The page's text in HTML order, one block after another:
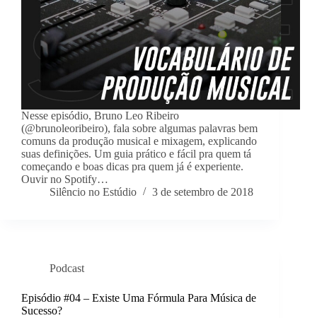
Nesse episódio, Bruno Leo Ribeiro
(@brunoleoribeiro), fala sobre algumas palavras bem
comuns da produção musical e mixagem, explicando
suas definições. Um guia prático e fácil pra quem tá
começando e boas dicas pra quem já é experiente.
Ouvir no Spotify…
Silêncio no Estúdio
3 de setembro de 2018
Podcast
Episódio #04 – Existe Uma Fórmula Para Música de
Sucesso?